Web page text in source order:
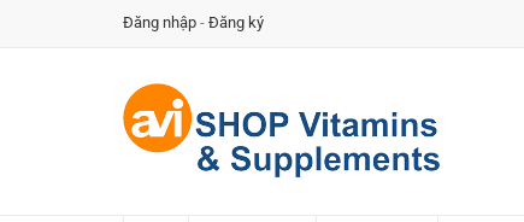
Đăng nhập - Đăng ký